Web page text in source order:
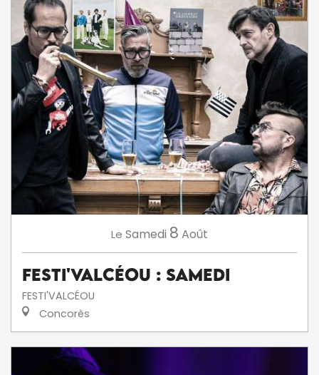
Le Samedi 8 Août
Festi'ValCéou : Samedi
FESTI'VALCÉOU
Concorès